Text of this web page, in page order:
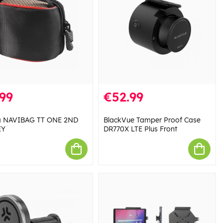
TT ONE 2ND
€52.99
BlackVue Tamper Proof Case
DR770X LTE Plus Front